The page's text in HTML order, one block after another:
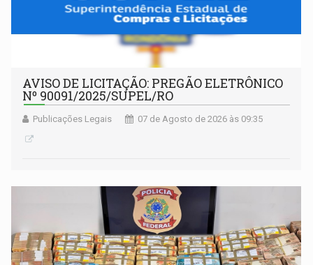
AVISO DE LICITAÇÃO: PREGÃO ELETRÔNICO
Nº 90091/2025/SUPEL/RO
Publicações Legais 07 de Agosto de 2026 às 09:35